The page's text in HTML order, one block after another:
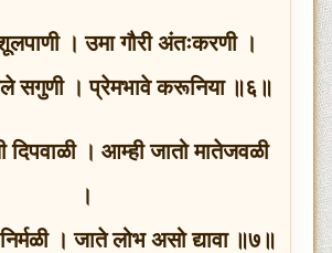
। उमा गौरी अंतःकरणी ।
सगुणी । प्रेमभावे करूनिया ॥६॥
दिपवाळी । आम्ही जातो मातेजवळी
।
। जाते लोभ असो द्यावा ॥७॥